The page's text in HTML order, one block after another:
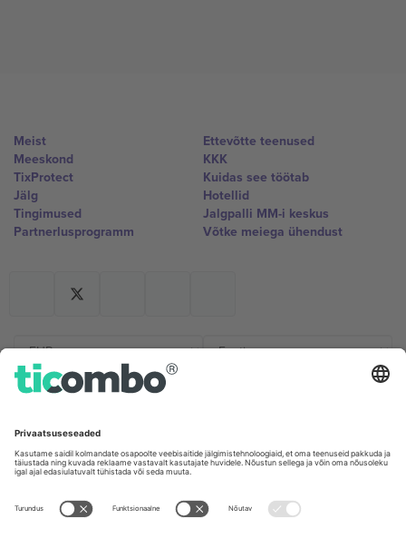
Meist
Meeskond
TixProtect
Jälg
Tingimused
Partnerlusprogramm
Ettevõtte teenused
KKK
Kuidas see töötab
Hotellid
Jalgpalli MM-i keskus
Võtke meiega ühendust
Germany
Unter den Linden 24, 10117
Berlin, Germany
United Kingdom
London, EC1V 1AW, United